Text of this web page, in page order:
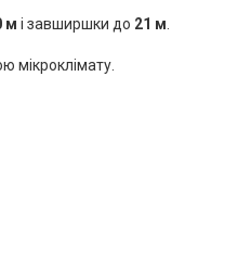
м і завширшки до 21 м
мікроклімату.